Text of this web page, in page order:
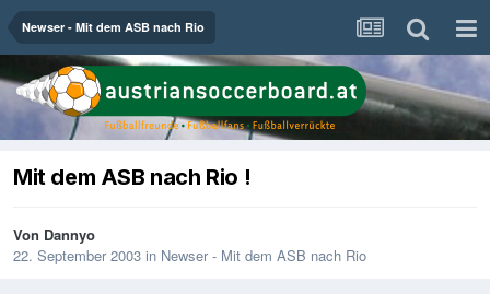
Newser - Mit dem ASB nach Rio
Mit dem ASB nach Rio !
Von Dannyo
22. September 2003 in Newser - Mit dem ASB nach Rio